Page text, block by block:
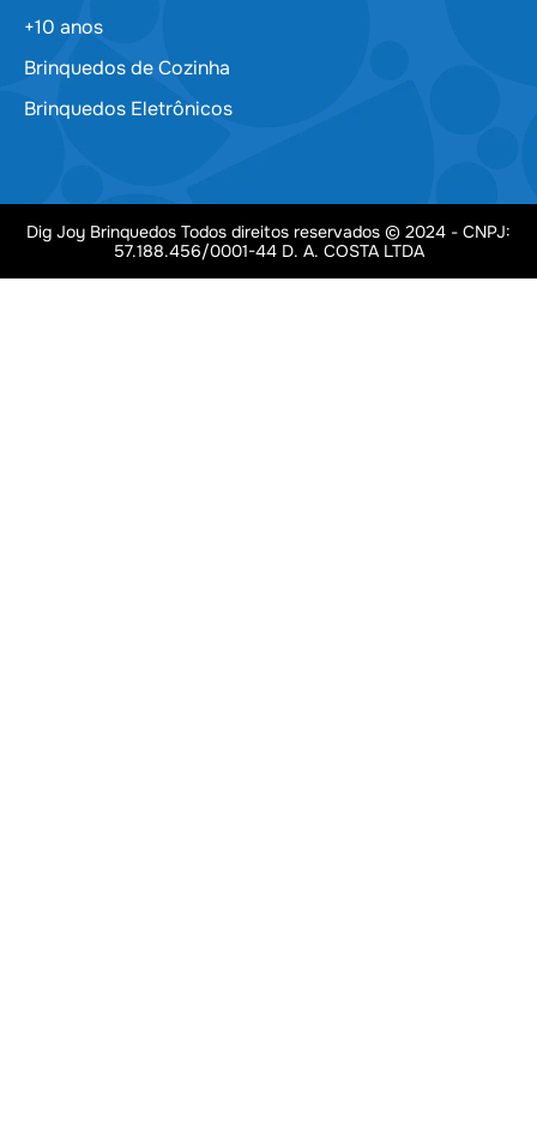
+10 anos
Brinquedos de Cozinha
Brinquedos Eletrônicos
Dig Joy Brinquedos Todos direitos reservados © 2024 - CNPJ:
57.188.456/0001-44 D. A. COSTA LTDA